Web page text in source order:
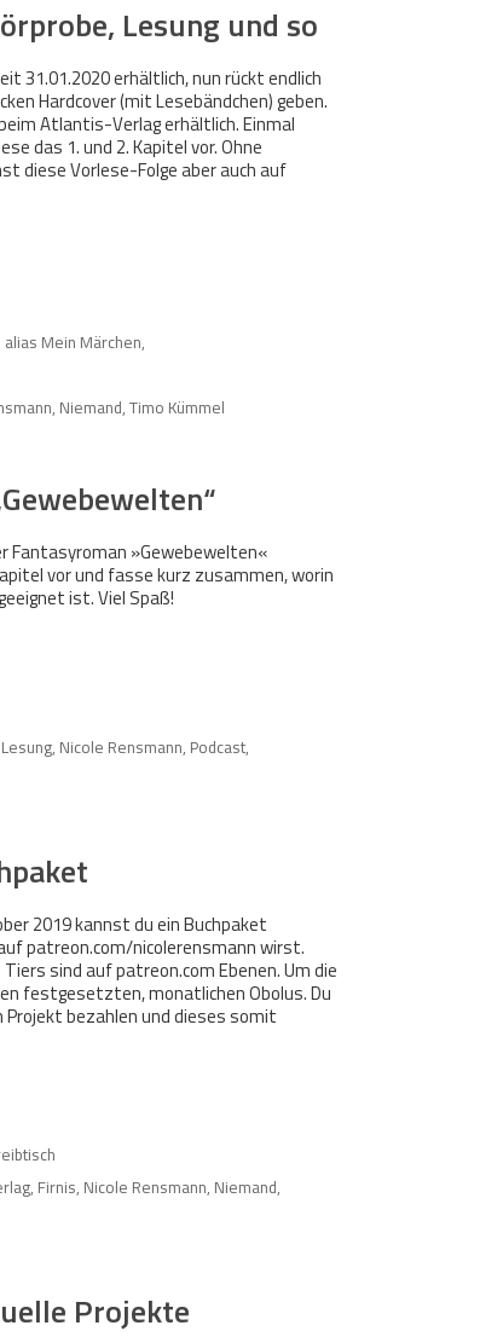
Lesung und so
31.01.2020 erhältlich, nun rückt endlich
Hardcover (mit Lesebändchen) geben.
Atlantis-Verlag erhältlich. Einmal
das 1. und 2. Kapitel vor. Ohne
diese Vorlese-Folge aber auch auf
alias Mein Märchen,
, Niemand,Timo Kümmel
Fantasyroman »Gewebewelten«
vor und fasse kurz zusammen, worin
ist. Viel Spaß!
Lesung, Nicole Rensmann, Podcast,
2019 kannst du ein Buchpaket
patreon.com/nicolerensmann wirst.
sind auf patreon.com Ebenen. Um die
festgesetzten, monatlichen Obolus. Du
bezahlen und dieses somit
, Firnis, Nicole Rensmann, Niemand,
Projekte